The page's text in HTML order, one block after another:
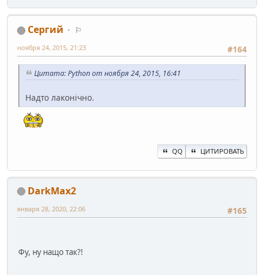
Сергий
⚐
#164
ноября 24, 2015, 21:23
Цитата: Python от ноября 24, 2015, 16:41
Надто лаконічно.
QQ ЦИТИРОВАТЬ
DarkMax2
#165
января 28, 2020, 22:06
Фу, ну нащо так?!